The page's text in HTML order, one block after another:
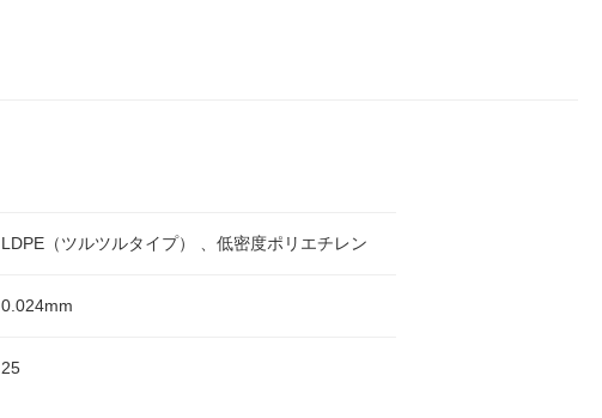
LDPE（ツルツルタイプ） 、低密度ポリエチレン
0.024mm
25